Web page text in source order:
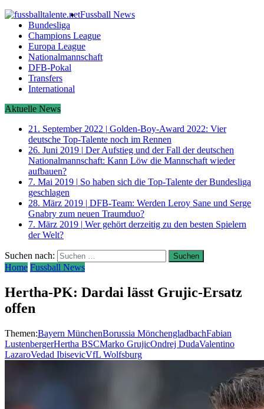
Fussball News
Bundesliga
Champions League
Europa League
Nationalmannschaft
DFB-Pokal
Transfers
International
Aktuelle News
21. September 2022 | Golden-Boy-Award 2022: Vier
deutsche Top-Talente noch im Rennen
26. Juni 2019 | Der Aufstieg und der Fall der deutschen
Nationalmannschaft: Kann Löw die Mannschaft wieder
aufbauen?
7. Mai 2019 | So haben sich die Top-Talente der Bundesliga
geschlagen
28. März 2019 | DFB-Team: Werden Leroy Sane und Serge
Gnabry zum neuen Traumduo?
7. März 2019 | Wer gehört derzeitig zu den besten Spielern
der Welt?
Suchen nach:
Home Fussball News
Hertha-PK: Dardai lässt Grujic-Ersatz
offen
Themen:Bayern MünchenBorussia MönchengladbachFabian
LustenbergerHertha BSCMarko GrujicOndrej DudaValentino
LazaroVedad IbisevicVfL Wolfsburg